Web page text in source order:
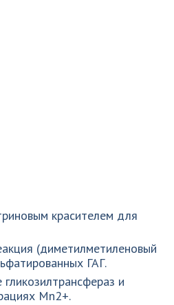
красителем для
(диметилметиленовый
ГАГ.
и
Mn2+.